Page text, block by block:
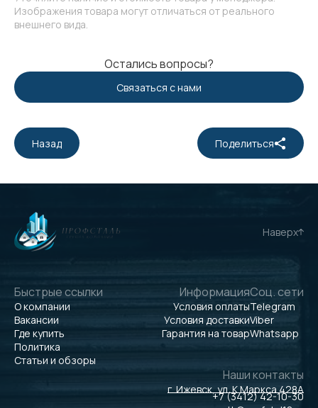
Изображения товара могут отличаться от реального
внешнего вида.
Остались вопросы?
Связаться с нами
Назад Поделиться
Наверх
Быстрые ссылки
О компании
Вакансии
Где купить
Политика
Статьи и обзоры
Информация
Условия оплаты
Условия доставки
Гарантия на товар
Соц. сети
Telegram
Viber
Whatsapp
Наши контакты
г. Ижевск, ул. К.Маркса 428А
+7 (3412) 42-10-30